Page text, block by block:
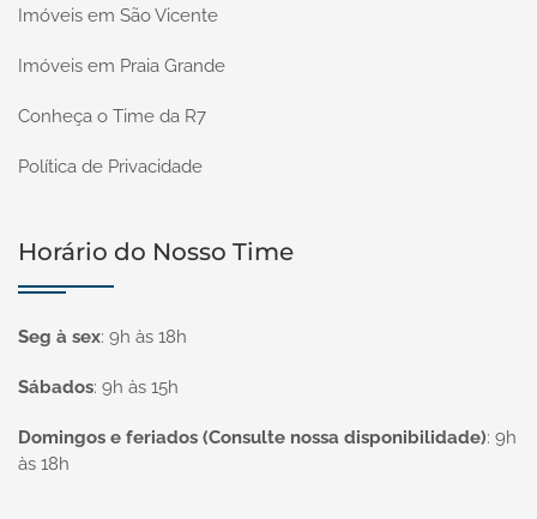
Imóveis em São Vicente
Imóveis em Praia Grande
Conheça o Time da R7
Política de Privacidade
Horário do Nosso Time
Seg à sex: 9h às 18h
Sábados: 9h às 15h
Domingos e feriados (Consulte nossa disponibilidade): 9h
às 18h